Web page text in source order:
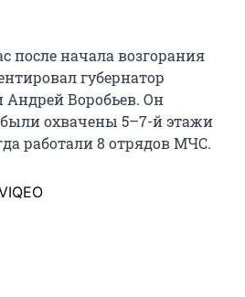
после начала возгорания
губернатор
Андрей Воробьев. Он
охвачены 5–7-й этажи
работали 8 отрядов МЧС.